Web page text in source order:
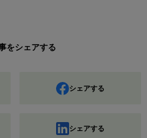
をシェアする
シェアする
シェアする